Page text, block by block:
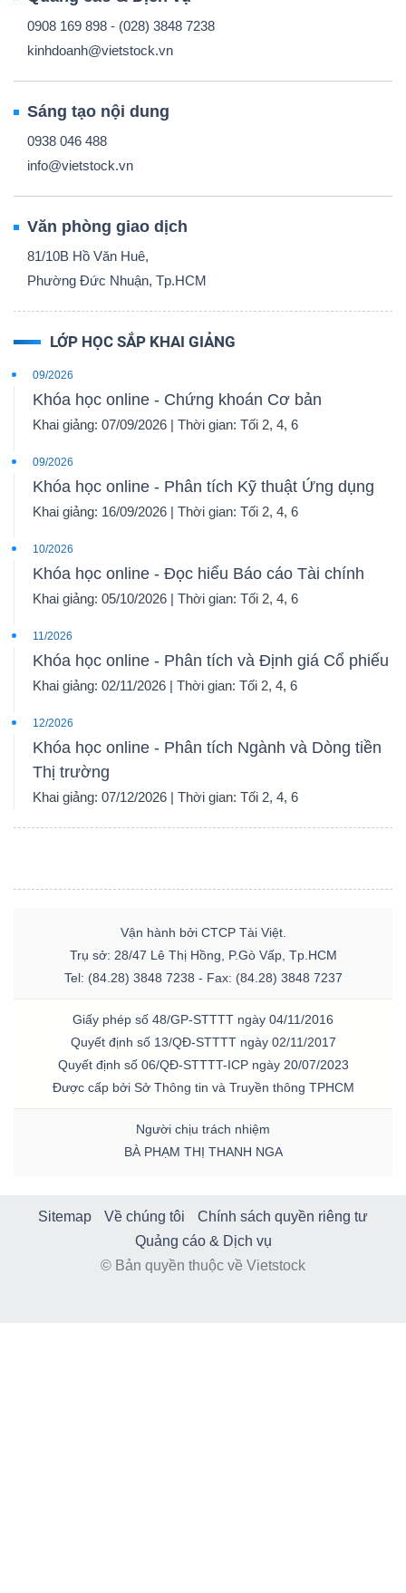
0908 169 898 - (028) 3848 7238
kinhdoanh@vietstock.vn
Sáng tạo nội dung
0938 046 488
info@vietstock.vn
Văn phòng giao dịch
81/10B Hồ Văn Huê,
Phường Đức Nhuận, Tp.HCM
LỚP HỌC SẮP KHAI GIẢNG
09/2026
Khóa học online - Chứng khoán Cơ bản
Khai giảng: 07/09/2026 | Thời gian: Tối 2, 4, 6
09/2026
Khóa học online - Phân tích Kỹ thuật Ứng dụng
Khai giảng: 16/09/2026 | Thời gian: Tối 2, 4, 6
10/2026
Khóa học online - Đọc hiểu Báo cáo Tài chính
Khai giảng: 05/10/2026 | Thời gian: Tối 2, 4, 6
11/2026
Khóa học online - Phân tích và Định giá Cổ phiếu
Khai giảng: 02/11/2026 | Thời gian: Tối 2, 4, 6
12/2026
Khóa học online - Phân tích Ngành và Dòng tiền
Thị trường
Khai giảng: 07/12/2026 | Thời gian: Tối 2, 4, 6
Vận hành bởi CTCP Tài Việt.
Trụ sở: 28/47 Lê Thị Hồng, P.Gò Vấp, Tp.HCM
Tel: (84.28) 3848 7238 - Fax: (84.28) 3848 7237
Giấy phép số 48/GP-STTTT ngày 04/11/2016
Quyết định số 13/QĐ-STTTT ngày 02/11/2017
Quyết định số 06/QĐ-STTTT-ICP ngày 20/07/2023
Được cấp bởi Sở Thông tin và Truyền thông TPHCM
Người chịu trách nhiệm
BÀ PHẠM THỊ THANH NGA
Sitemap Về chúng tôi
Chính sách quyền riêng tư
Quảng cáo & Dịch vụ
© Bản quyền thuộc về Vietstock